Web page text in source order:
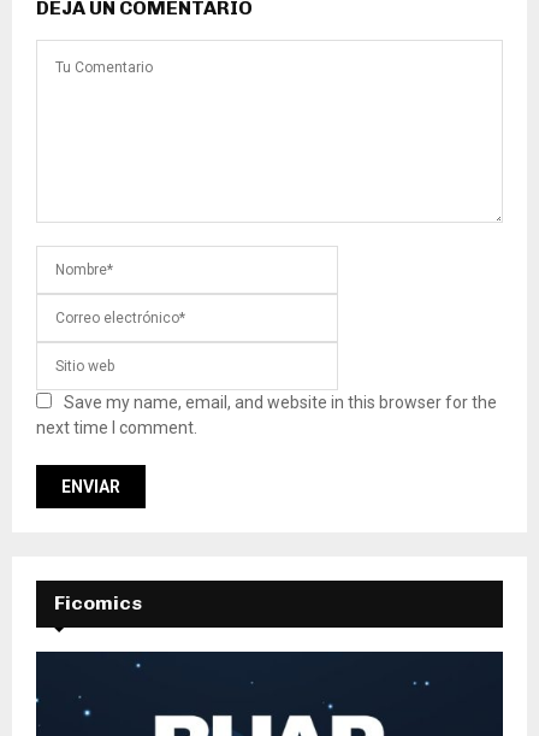
DEJA UN COMENTARIO
Save my name, email, and website in this browser for the
next time I comment.
Ficomics